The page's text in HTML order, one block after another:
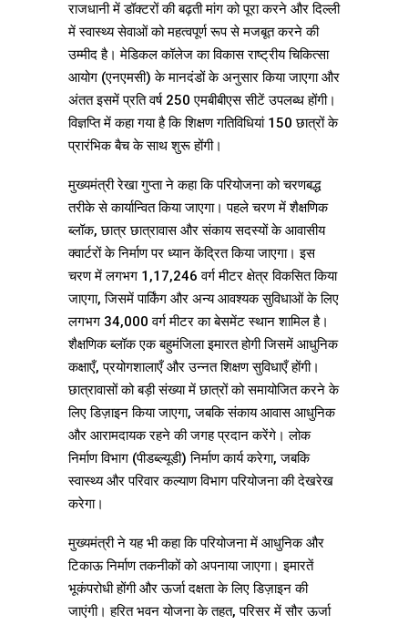
राजधानी में डॉक्टरों की बढ़ती मांग को पूरा करने और दिल्ली
में स्वास्थ्य सेवाओं को महत्वपूर्ण रूप से मजबूत करने की
उम्मीद है। मेडिकल कॉलेज का विकास राष्ट्रीय चिकित्सा
आयोग (एनएमसी) के मानदंडों के अनुसार किया जाएगा और
अंतत इसमें प्रति वर्ष 250 एमबीबीएस सीटें उपलब्ध होंगी।
विज्ञप्ति में कहा गया है कि शिक्षण गतिविधियां 150 छात्रों के
प्रारंभिक बैच के साथ शुरू होंगी।
मुख्यमंत्री रेखा गुप्ता ने कहा कि परियोजना को चरणबद्ध
तरीके से कार्यान्वित किया जाएगा। पहले चरण में शैक्षणिक
ब्लॉक, छात्र छात्रावास और संकाय सदस्यों के आवासीय
क्वार्टरों के निर्माण पर ध्यान केंद्रित किया जाएगा। इस
चरण में लगभग 1,17,246 वर्ग मीटर क्षेत्र विकसित किया
जाएगा, जिसमें पार्किंग और अन्य आवश्यक सुविधाओं के लिए
लगभग 34,000 वर्ग मीटर का बेसमेंट स्थान शामिल है।
शैक्षणिक ब्लॉक एक बहुमंजिला इमारत होगी जिसमें आधुनिक
कक्षाएँ, प्रयोगशालाएँ और उन्नत शिक्षण सुविधाएँ होंगी।
छात्रावासों को बड़ी संख्या में छात्रों को समायोजित करने के
लिए डिज़ाइन किया जाएगा, जबकि संकाय आवास आधुनिक
और आरामदायक रहने की जगह प्रदान करेंगे। लोक
निर्माण विभाग (पीडब्ल्यूडी) निर्माण कार्य करेगा, जबकि
स्वास्थ्य और परिवार कल्याण विभाग परियोजना की देखरेख
करेगा।
मुख्यमंत्री ने यह भी कहा कि परियोजना में आधुनिक और
टिकाऊ निर्माण तकनीकों को अपनाया जाएगा। इमारतें
भूकंपरोधी होंगी और ऊर्जा दक्षता के लिए डिज़ाइन की
जाएंगी। हरित भवन योजना के तहत, परिसर में सौर ऊर्जा